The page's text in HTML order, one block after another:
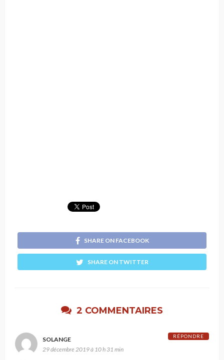
SHARE ON FACEBOOK
SHARE ON TWITTER
2 COMMENTAIRES
SOLANGE
29 décembre 2019 à 10 h 31 min
RÉPONDRE